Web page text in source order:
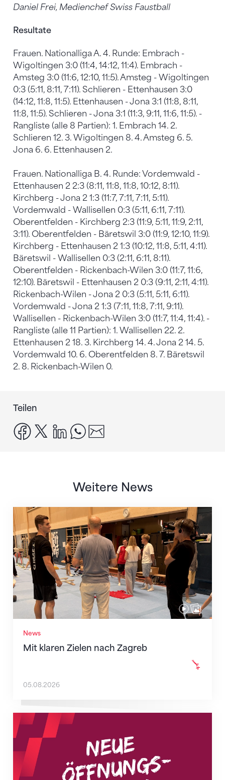
Daniel Frei, Medienchef Swiss Faustball
Resultate
Frauen. Nationalliga A. 4. Runde: Embrach -
Wigoltingen 3:0 (11:4, 14:12, 11:4). Embrach -
Amsteg 3:0 (11:6, 12:10, 11:5). Amsteg - Wigoltingen
0:3 (5:11, 8:11, 7:11). Schlieren - Ettenhausen 3:0
(14:12, 11:8, 11:5). Ettenhausen - Jona 3:1 (11:8, 8:11,
11:8, 11:5). Schlieren - Jona 3:1 (11:3, 9:11, 11:6, 11:5). -
Rangliste (alle 8 Partien): 1. Embrach 14. 2.
Schlieren 12. 3. Wigoltingen 8. 4. Amsteg 6. 5.
Jona 6. 6. Ettenhausen 2.
Frauen. Nationalliga B. 4. Runde: Vordemwald -
Ettenhausen 2 2:3 (8:11, 11:8, 11:8, 10:12, 8:11).
Kirchberg - Jona 2 1:3 (11:7, 7:11, 7:11, 5:11).
Vordemwald - Wallisellen 0:3 (5:11, 6:11, 7:11).
Oberentfelden - Kirchberg 2:3 (11:9, 5:11, 11:9, 2:11,
3:11). Oberentfelden - Bäretswil 3:0 (11:9, 12:10, 11:9).
Kirchberg - Ettenhausen 2 1:3 (10:12, 11:8, 5:11, 4:11).
Bäretswil - Wallisellen 0:3 (2:11, 6:11, 8:11).
Oberentfelden - Rickenbach-Wilen 3:0 (11:7, 11:6,
12:10). Bäretswil - Ettenhausen 2 0:3 (9:11, 2:11, 4:11).
Rickenbach-Wilen - Jona 2 0:3 (5:11, 5:11, 6:11).
Vordemwald - Jona 2 1:3 (7:11, 11:8, 7:11, 9:11).
Wallisellen - Rickenbach-Wilen 3:0 (11:7, 11:4, 11:4). -
Rangliste (alle 11 Partien): 1. Wallisellen 22. 2.
Ettenhausen 2 18. 3. Kirchberg 14. 4. Jona 2 14. 5.
Vordemwald 10. 6. Oberentfelden 8. 7. Bäretswil
2. 8. Rickenbach-Wilen 0.
Teilen
facebook
x linkedinwhatsapp
Weitere News
News
Mit klaren Zielen nach Zagreb
Mit klaren Zielen nach Zagreb
05.08.2026
Neue Empfangszeiten ab 1. August 2026